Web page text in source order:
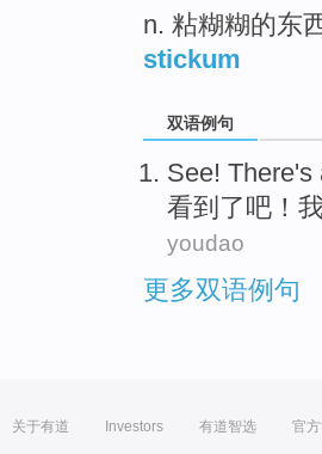
n. 粘糊糊的东
stickum
双语例句
See! There's
看到 了吧！
youdao
更多双语例句
关于有道 Investors 有道智选 官